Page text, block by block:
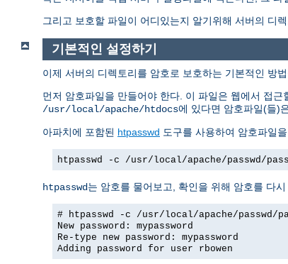
그리고 보호할 파일이 어디있는지 알기위해 서버의 디
기본적인 설정하기
이제 서버의 디렉토리를 암호로 보호하는 기본적인 방
먼저 암호파일을 만들어야 한다. 이 파일은 웹에서 접
/usr/local/apache/htdocs에 있다면 암호파일(들)
아파치에 포함된 htpasswd 도구를 사용하여 암호파일
htpasswd -c /usr/local/apache/passwd/
htpasswd는 암호를 물어보고, 확인을 위해 암호를 다
# htpasswd -c /usr/local/apache/passwd/
New password: mypassword
Re-type new password: mypassword
Adding password for user rbowen